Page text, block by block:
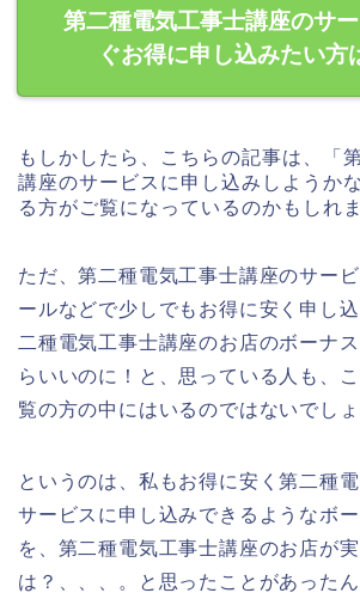
第二種電気工事士講座のサ
ぐお得に申し込みたい方
もしかしたら、こちらの記事は、「
講座のサービスに申し込みしようか
る方がご覧になっているのかもしれま
ただ、第二種電気工事士講座のサー
ールなどで少しでもお得に安く申し
二種電気工事士講座のお店のボーナ
らいいのに！と、思っている人も、
覧の方の中にはいるのではないでしょ
というのは、私もお得に安く第二種
サービスに申し込みできるようなボ
を、第二種電気工事士講座のお店が
は？、、、。と思ったことがあったん